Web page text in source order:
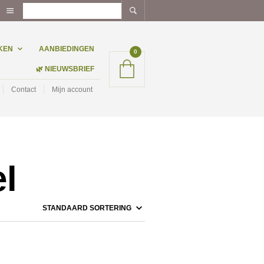
AANBIEDINGEN
🌿 NIEUWSBRIEF
Contact Mijn account
0